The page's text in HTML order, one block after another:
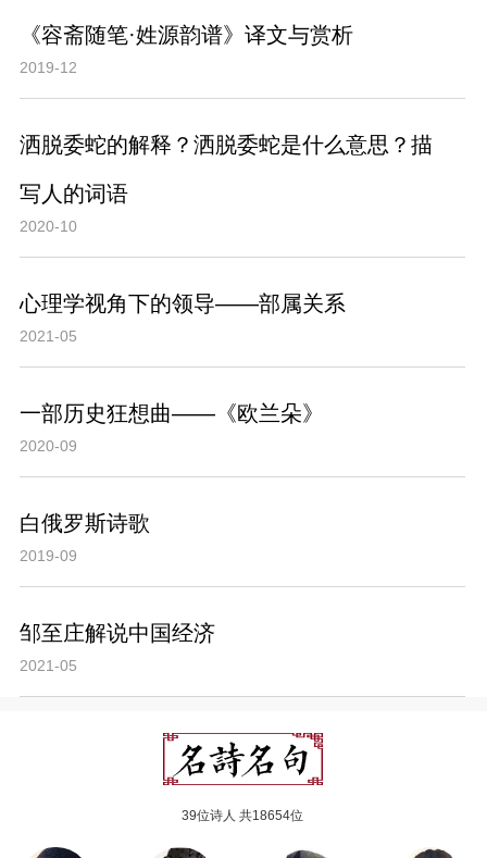
《容斋随笔·姓源韵谱》译文与赏析
2019-12
洒脱委蛇的解释？洒脱委蛇是什么意思？描
写人的词语
2020-10
心理学视角下的领导——部属关系
2021-05
一部历史狂想曲——《欧兰朵》
2020-09
白俄罗斯诗歌
2019-09
邹至庄解说中国经济
2021-05
39位诗人 共18654位